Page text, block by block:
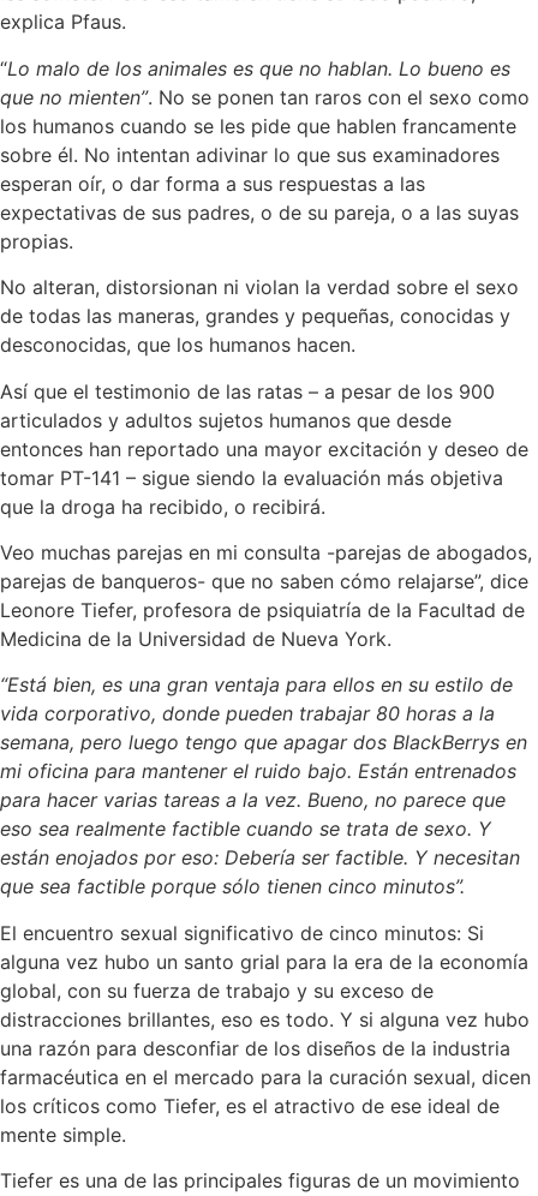
explica Pfaus.
“Lo malo de los animales es que no hablan. Lo bueno es
que no mienten”. No se ponen tan raros con el sexo como
los humanos cuando se les pide que hablen francamente
sobre él. No intentan adivinar lo que sus examinadores
esperan oír, o dar forma a sus respuestas a las
expectativas de sus padres, o de su pareja, o a las suyas
propias.
No alteran, distorsionan ni violan la verdad sobre el sexo
de todas las maneras, grandes y pequeñas, conocidas y
desconocidas, que los humanos hacen.
Así que el testimonio de las ratas – a pesar de los 900
articulados y adultos sujetos humanos que desde
entonces han reportado una mayor excitación y deseo de
tomar PT-141 – sigue siendo la evaluación más objetiva
que la droga ha recibido, o recibirá.
Veo muchas parejas en mi consulta -parejas de abogados,
parejas de banqueros- que no saben cómo relajarse”, dice
Leonore Tiefer, profesora de psiquiatría de la Facultad de
Medicina de la Universidad de Nueva York.
“Está bien, es una gran ventaja para ellos en su estilo de
vida corporativo, donde pueden trabajar 80 horas a la
semana, pero luego tengo que apagar dos BlackBerrys en
mi oficina para mantener el ruido bajo. Están entrenados
para hacer varias tareas a la vez. Bueno, no parece que
eso sea realmente factible cuando se trata de sexo. Y
están enojados por eso: Debería ser factible. Y necesitan
que sea factible porque sólo tienen cinco minutos”.
El encuentro sexual significativo de cinco minutos: Si
alguna vez hubo un santo grial para la era de la economía
global, con su fuerza de trabajo y su exceso de
distracciones brillantes, eso es todo. Y si alguna vez hubo
una razón para desconfiar de los diseños de la industria
farmacéutica en el mercado para la curación sexual, dicen
los críticos como Tiefer, es el atractivo de ese ideal de
mente simple.
Tiefer es una de las principales figuras de un movimiento